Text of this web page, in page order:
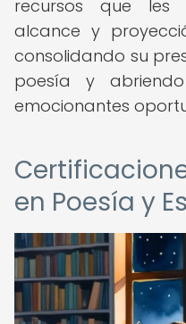
recursos que les
alcance y
consolidando su
poesía y
emocionantes
en Poesía y